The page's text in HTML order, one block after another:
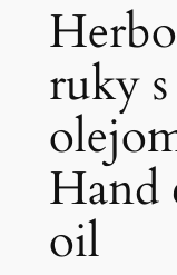
ruky
Hand
oil